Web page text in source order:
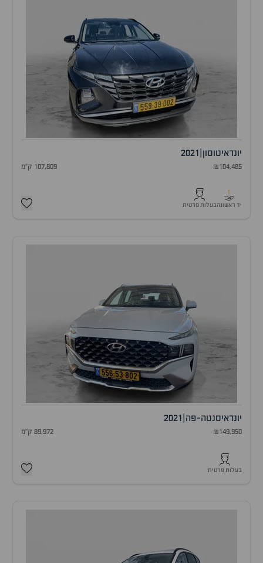
יונדאיטוסון 2021
₪104,485 107,809 ק"מ
1
יד ראשונהבעלות פרטית
יונדאיסנטה-פה 2021
₪149,950 89,972 ק"מ
בעלות פרטית